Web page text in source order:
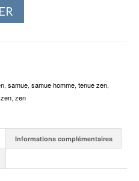
, samue, samue homme, tenue zen,
, zen
Informations complémentaires